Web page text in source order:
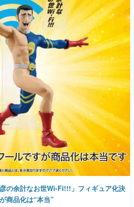
の余計なお世Wi-Fi!!!」フィギュア化決
商品化は“本当”